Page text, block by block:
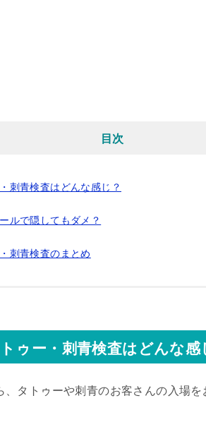
目次
刺青検査はどんな感じ？
ルで隠してもダメ？
刺青検査のまとめ
ゥー・刺青検査はどんな感
タトゥーや刺青のお客さんの入場を